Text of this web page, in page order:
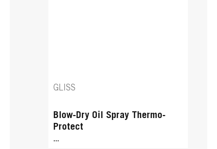
GLISS
Blow-Dry Oil Spray Thermo-
Protect
...